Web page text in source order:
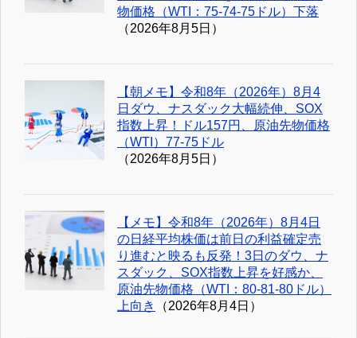
物価格（WTI：75-74-75ドル）下落
（2026年8月5日）
【朝メモ】令和8年（2026年）8月4
日ダウ、ナスダック大幅続伸、SOX
指数上昇！ドル157円、原油先物価格
（WTI）77-75ドル
（2026年8月5日）
【メモ】令和8年（2026年）8月4日
の日経平均株価は前日の利益確定売
り進むと映るも反発！3日のダウ、ナ
スダック、SOX指数上昇を好感か、
原油先物価格（WTI：80-81-80ドル）
上向き
（2026年8月4日）